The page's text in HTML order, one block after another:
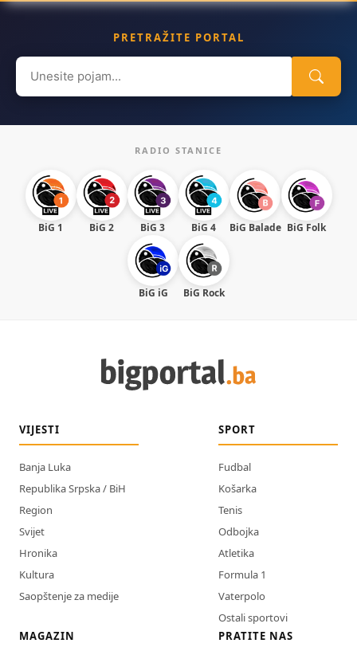
PRETRAŽITE PORTAL
Search
for:
RADIO STANICE
BiG 1 BiG 2 BiG 3 BiG 4 BiG Balade BiG Folk
BiG iG BiG Rock
VIJESTI
Banja Luka
Republika Srpska / BiH
Region
Svijet
Hronika
Kultura
Saopštenje za medije
SPORT
Fudbal
Košarka
Tenis
Odbojka
Atletika
Formula 1
Vaterpolo
Ostali sportovi
MAGAZIN
PRATITE NAS